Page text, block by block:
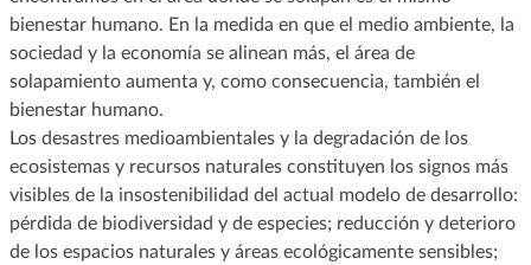
bienestar humano. En la medida en que el medio ambiente, la
sociedad y la economía se alinean más, el área de
solapamiento aumenta y, como consecuencia, también el
bienestar humano.
Los desastres medioambientales y la degradación de los
ecosistemas y recursos naturales constituyen los signos más
visibles de la insostenibilidad del actual modelo de desarrollo:
pérdida de biodiversidad y de especies; reducción y deterioro
de los espacios naturales y áreas ecológicamente sensibles;